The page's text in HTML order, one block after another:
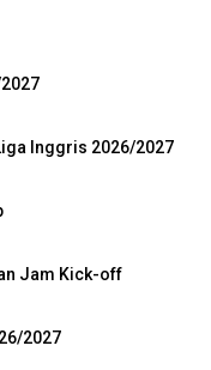
Inggris 2026/2027
Jam Kick-off
2027